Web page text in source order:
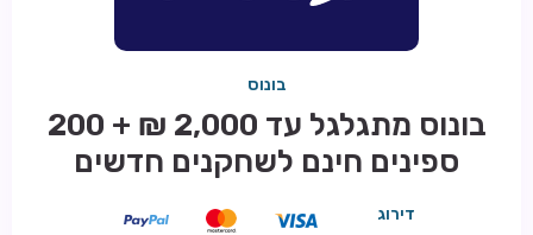
בונוס
בונוס מתגלגל עד 2,000 ₪ + 200
ספינים חינם לשחקנים חדשים
דירוג